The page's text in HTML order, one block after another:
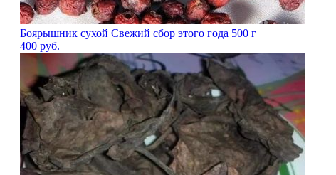
Боярышник сухой Свежий сбор этого года 500 г
400 руб.